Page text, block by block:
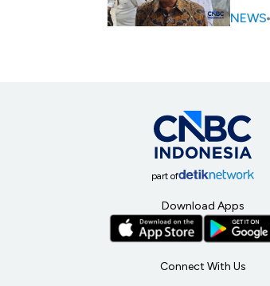
NEWS
part of
Download Apps
Connect With Us